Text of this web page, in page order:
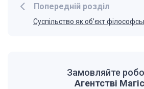
Попередній розділ
Суспільство як об’єкт
Замовляйте
Агентстві